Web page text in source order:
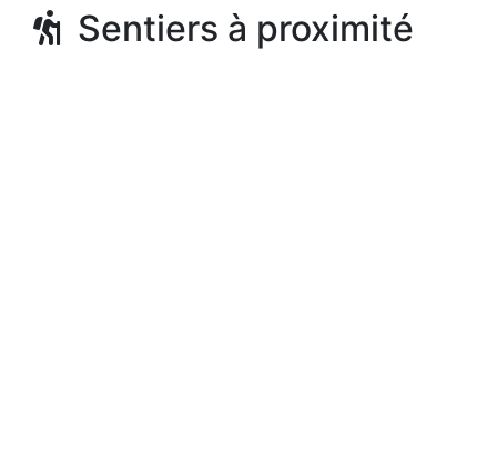
Sentiers à proximité